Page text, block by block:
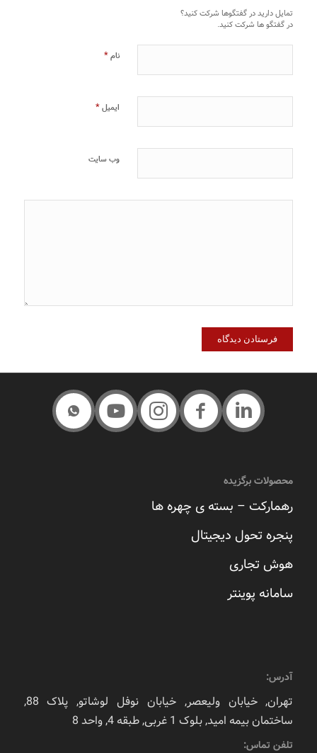
تمایل دارید در گفتگوها شرکت کنید؟
در گفتگو ها شرکت کنید.
نام*
ایمیل*
وب‌ سایت
محصولات برگزیده
رهمارکت – بسته ی چهره ها
پنجره تحول دیجیتال
هوش تجاری
سامانه پوینتر
آدرس:
تهران, خیابان ولیعصر, خیابان نوفل لوشاتو, پلاک 88,
ساختمان بیمه امید, بلوک 1 غربی, طبقه 4, واحد 8
تلفن تماس: